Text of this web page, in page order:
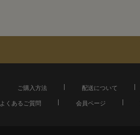
ご購入方法 配送について
よくあるご質問
会員ページ